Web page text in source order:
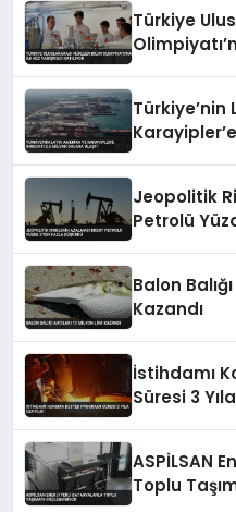
Türkiye
Jeopolitik
Petrolü
Balon
Kazandı
İstihdamı
Süresi 3
ASPİLSAN
Toplu